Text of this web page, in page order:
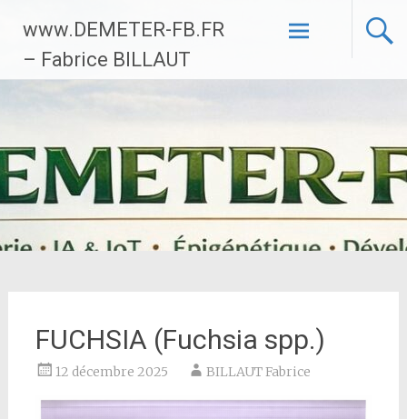
contenu
principal
www.DEMETER-FB.FR
– Fabrice BILLAUT
FUCHSIA (Fuchsia spp.)
12 décembre 2025 BILLAUT Fabrice